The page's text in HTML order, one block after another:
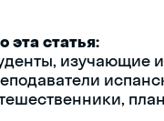
эта статья:
изучающие